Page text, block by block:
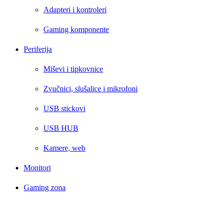
Adapteri i kontroleri
Gaming komponente
Periferija
Miševi i tipkovnice
Zvučnici, slušalice i mikrofoni
USB stickovi
USB HUB
Kamere, web
Monitori
Gaming zona